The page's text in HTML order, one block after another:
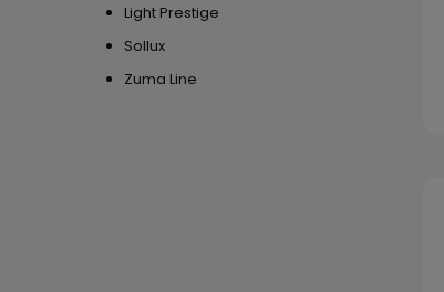
Light Prestige
Sollux
Zuma Line